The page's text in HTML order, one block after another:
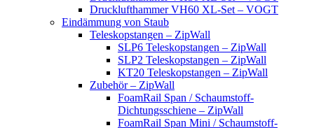
Drucklufthammer VH60 XL-Set – VOGT
Eindämmung von Staub
Teleskopstangen – ZipWall
SLP6 Teleskopstangen – ZipWall
SLP2 Teleskopstangen – ZipWall
KT20 Teleskopstangen – ZipWall
Zubehör – ZipWall
FoamRail Span / Schaumstoff-
Dichtungsschiene – ZipWall
FoamRail Span Mini / Schaumstoff-